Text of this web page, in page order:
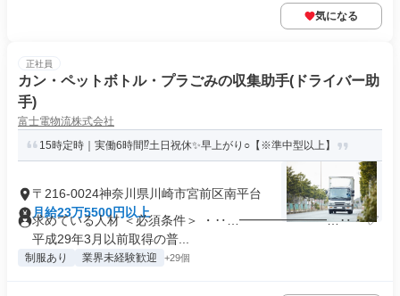
気になる
正社員
カン・ペットボトル・プラごみの収集助手(ドライバー助
手)
富士電物流株式会社
15時定時｜実働6時間⁉土日祝休✨早上がり○【※準中型以上】
〒216-0024神奈川県川崎市宮前区南平台
月給23万5500円以上
求めている人材 ＜必須条件＞ ・‥…━━━━━━━…‥・ ✅
平成29年3月以前取得の普...
制服あり 業界未経験歓迎 +29個